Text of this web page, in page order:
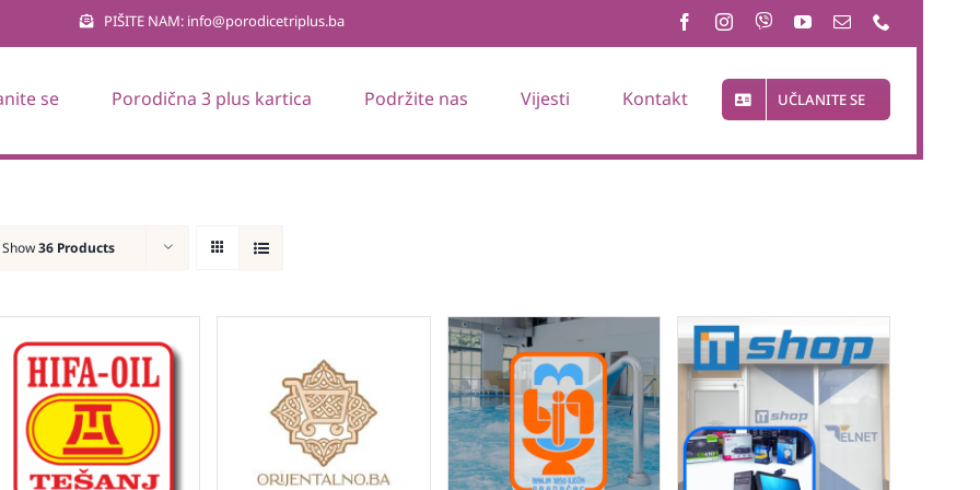
PIŠITE NAM: info@porodicetriplus.ba
se Porodična 3 plus kartica Podržite nas Vijesti Kontakt UČLANITE SE
Show36 Products